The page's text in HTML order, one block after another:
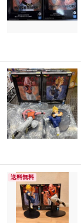
送料無料